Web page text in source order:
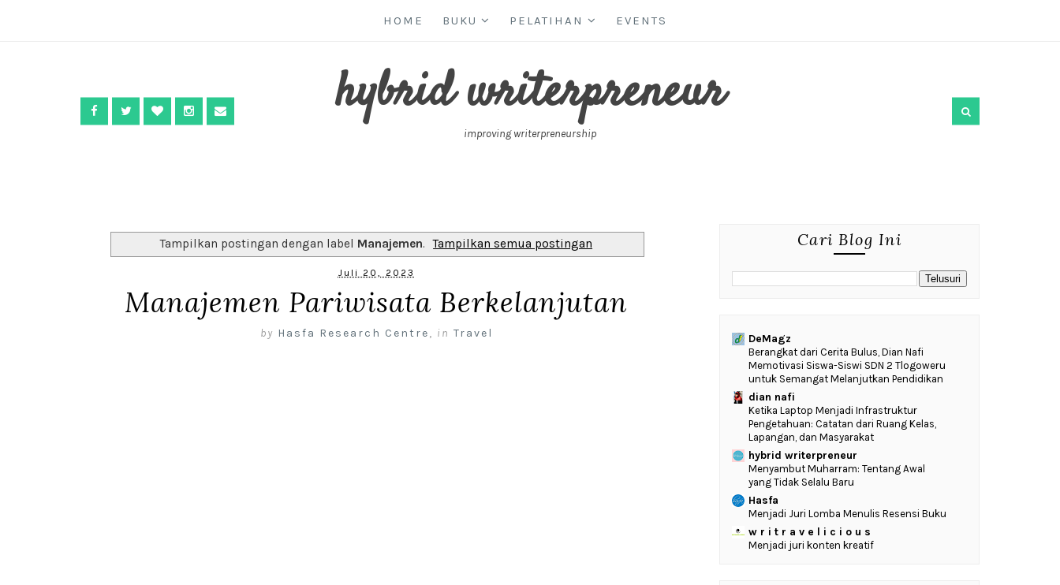
HOME BUKU PELATIHAN EVENTS
hybrid writerpreneur
improving writerpreneurship
Tampilkan postingan dengan label Manajemen. Tampilkan semua postingan
Juli 20, 2023
Manajemen Pariwisata Berkelanjutan
by Hasfa Research Centre, in Travel
Cari Blog Ini
DeMagz
‎Berangkat dari Cerita Bulus, Dian Nafi
Memotivasi Siswa-Siswi SDN 2 Tlogoweru
untuk Semangat Melanjutkan Pendidikan
dian nafi
Ketika Laptop Menjadi Infrastruktur
Pengetahuan: Catatan dari Ruang Kelas,
Lapangan, dan Masyarakat
hybrid writerpreneur
Menyambut Muharram: Tentang Awal
yang Tidak Selalu Baru
Hasfa
Menjadi Juri Lomba Menulis Resensi Buku
w r i t r a v e l i c i o u s
Menjadi juri konten kreatif